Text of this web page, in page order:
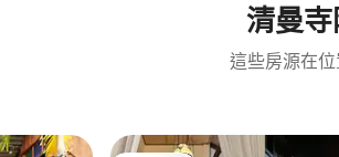
清曼
這些房源在